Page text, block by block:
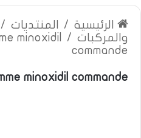
الرئيسية / المنتديات /
والمركبات /
minoxidil
commande
minoxidil commande